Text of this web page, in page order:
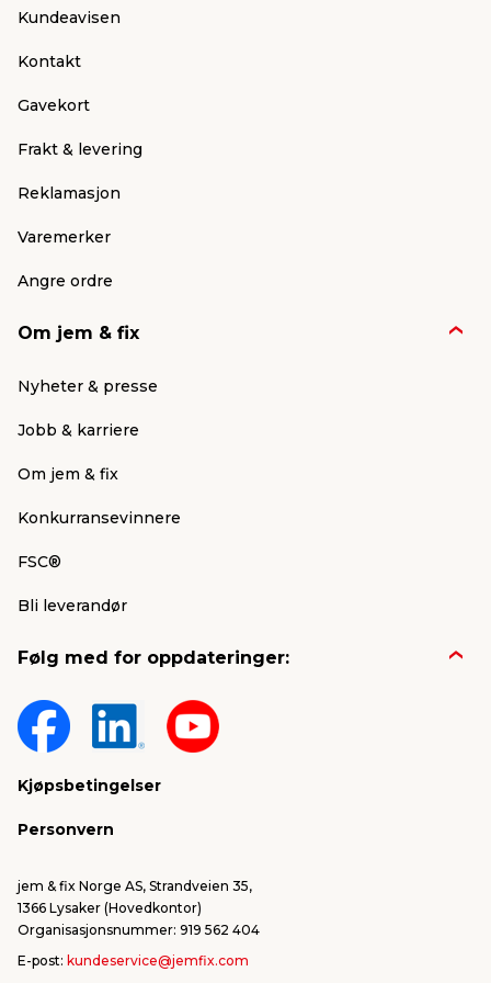
Kundeavisen
Kontakt
Gavekort
Frakt & levering
Reklamasjon
Varemerker
Angre ordre
Om jem & fix
Nyheter & presse
Jobb & karriere
Om jem & fix
Konkurransevinnere
FSC®
Bli leverandør
Følg med for oppdateringer:
Kjøpsbetingelser
Personvern
jem & fix Norge AS, Strandveien 35,
1366 Lysaker (Hovedkontor)
Organisasjonsnummer: 919 562 404
E-post: kundeservice@jemfix.com